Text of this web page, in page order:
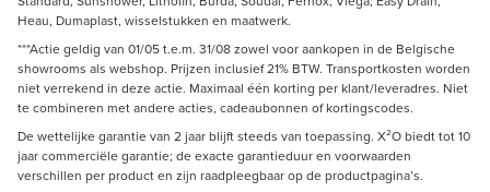
Heau, Dumaplast, wisselstukken en maatwerk.
***Actie geldig van 01/05 t.e.m. 31/08 zowel voor aankopen in de Belgische
showrooms als webshop. Prijzen inclusief 21% BTW. Transportkosten worden
niet verrekend in deze actie. Maximaal één korting per klant/leveradres. Niet
te combineren met andere acties, cadeaubonnen of kortingscodes.
De wettelijke garantie van 2 jaar blijft steeds van toepassing. X²O biedt tot 10
jaar commerciële garantie; de exacte garantieduur en voorwaarden
verschillen per product en zijn raadpleegbaar op de productpagina’s.